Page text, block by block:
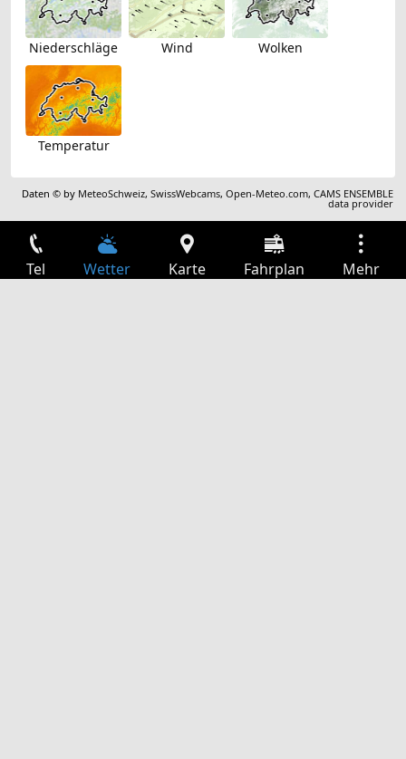
Niederschläge Wind Wolken
Temperatur
Daten © by MeteoSchweiz,SwissWebcams,Open-Meteo.com,CAMS ENSEMBLE
data provider
Tel Wetter Karte Fahrplan Mehr